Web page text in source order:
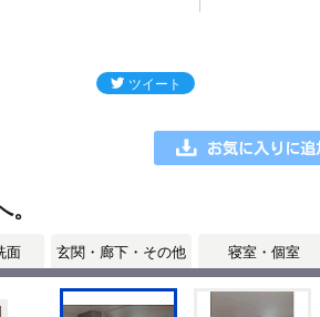
面 玄関・廊下・その他 寝室・個室